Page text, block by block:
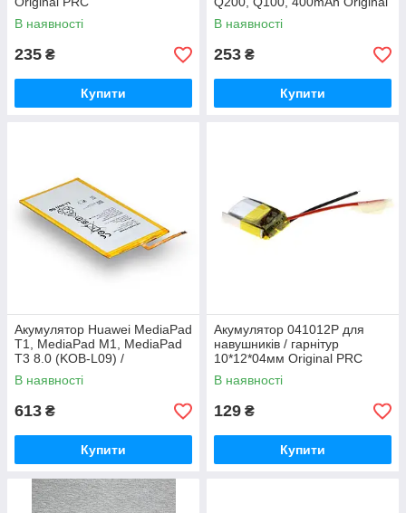
В наявності
235 ₴
Купити
PRC
В наявності
253 ₴
Купити
Акумулятор Huawei MediaPad
T1, MediaPad M1, MediaPad
T3 8.0 (KOB-L09) /
HB3080G1EBW, 4650 mAh
Original PRC
В наявності
613 ₴
Купити
Акумулятор 041012P для
навушників / гарнітур
10*12*04мм Original PRC
В наявності
129 ₴
Купити